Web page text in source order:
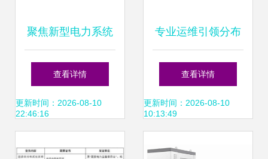
聚焦新型电力系统
示范建设 110千伏
横涧变正式开工
查看详情
更新时间：2026-08-10
22:46:16
专业运维引领分布
式光伏新未来——
以国能日新入围十
查看详情
更新时间：2026-08-10
10:13:49